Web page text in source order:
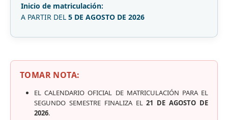
Inicio de matriculación:
A PARTIR DEL 5 DE AGOSTO DE 2026
TOMAR NOTA:
EL CALENDARIO OFICIAL DE MATRICULACIÓN PARA EL
SEGUNDO SEMESTRE FINALIZA EL21 DE AGOSTO DE
2026.